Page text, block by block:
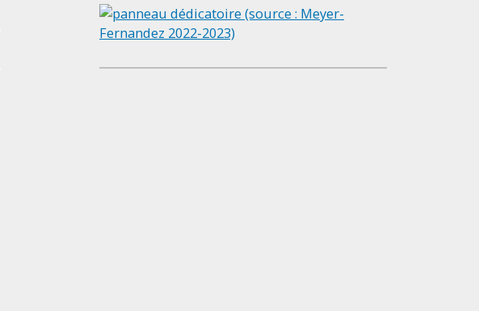
Église Saint-Démétrianos / του Αγίου